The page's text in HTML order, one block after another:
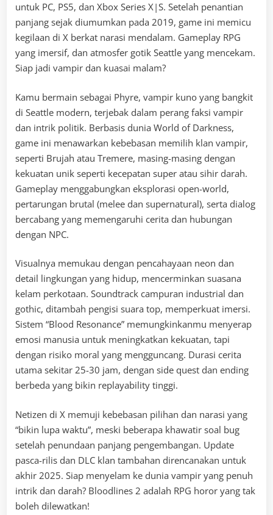
untuk PC, PS5, dan Xbox Series X|S. Setelah penantian
panjang sejak diumumkan pada 2019, game ini memicu
kegilaan di X berkat narasi mendalam. Gameplay RPG
yang imersif, dan atmosfer gotik Seattle yang mencekam.
Siap jadi vampir dan kuasai malam?
Kamu bermain sebagai Phyre, vampir kuno yang bangkit
di Seattle modern, terjebak dalam perang faksi vampir
dan intrik politik. Berbasis dunia World of Darkness,
game ini menawarkan kebebasan memilih klan vampir,
seperti Brujah atau Tremere, masing-masing dengan
kekuatan unik seperti kecepatan super atau sihir darah.
Gameplay menggabungkan eksplorasi open-world,
pertarungan brutal (melee dan supernatural), serta dialog
bercabang yang memengaruhi cerita dan hubungan
dengan NPC.
Visualnya memukau dengan pencahayaan neon dan
detail lingkungan yang hidup, mencerminkan suasana
kelam perkotaan. Soundtrack campuran industrial dan
gothic, ditambah pengisi suara top, memperkuat imersi.
Sistem “Blood Resonance” memungkinkanmu menyerap
emosi manusia untuk meningkatkan kekuatan, tapi
dengan risiko moral yang mengguncang. Durasi cerita
utama sekitar 25-30 jam, dengan side quest dan ending
berbeda yang bikin replayability tinggi.
Netizen di X memuji kebebasan pilihan dan narasi yang
“bikin lupa waktu”, meski beberapa khawatir soal bug
setelah penundaan panjang pengembangan. Update
pasca-rilis dan DLC klan tambahan direncanakan untuk
akhir 2025. Siap menyelam ke dunia vampir yang penuh
intrik dan darah? Bloodlines 2 adalah RPG horor yang tak
boleh dilewatkan!